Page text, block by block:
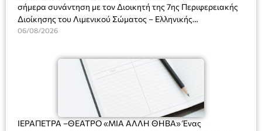
σήμερα συνάντηση με τον Διοικητή της 7ης Περιφερειακής
Διοίκησης του Λιμενικού Σώματος – Ελληνικής
Ακτοφυλακής (Λ.Σ.-ΕΛ.ΑΚΤ.), Αρχιπλοίαρχο Λ.Σ. κ. Ιωάννη
06/08/2026
ΙΕΡΑΠΕΤΡΑ –ΘΕΑΤΡΟ «ΜΙΑ ΑΛΛΗ ΘΗΒΑ» Ένας